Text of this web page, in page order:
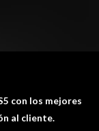
con los mejores
al cliente.